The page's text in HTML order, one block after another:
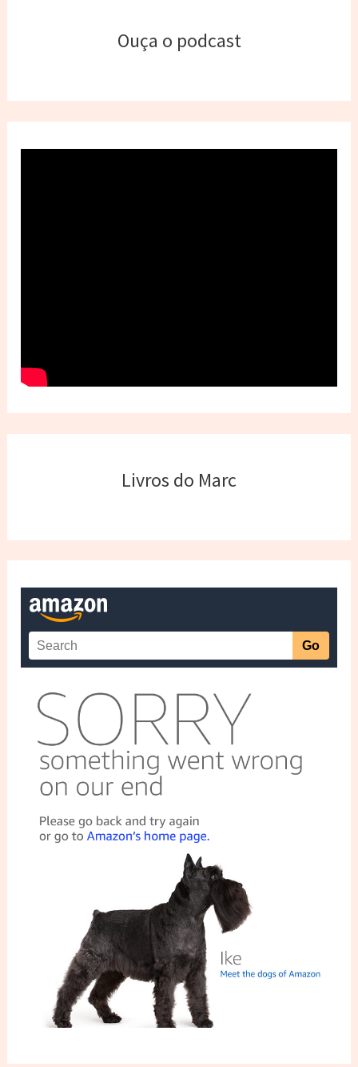
Ouça o podcast
Livros do Marc